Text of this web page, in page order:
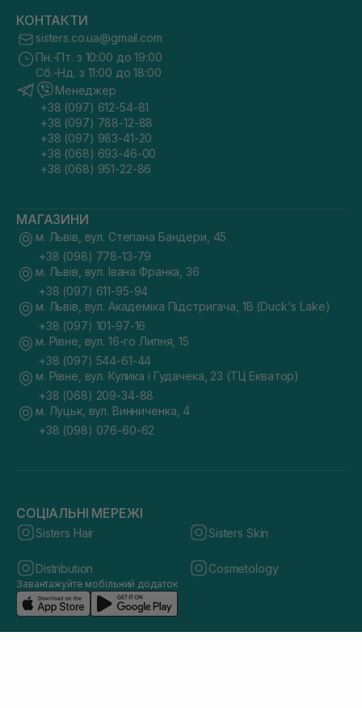
КОНТАКТИ
sisters.co.ua@gmail.com
Пн.-Пт. з 10:00 до 19:00
Сб.-Нд. з 11:00 до 18:00
Менеджер
+38 (097) 612-54-81
+38 (097) 788-12-88
+38 (097) 983-41-20
+38 (068) 693-46-00
+38 (068) 951-22-86
МАГАЗИНИ
м. Львів, вул. Степана Бандери, 45
+38 (098) 778-13-79
м. Львів, вул. Івана Франка, 36
+38 (097) 611-95-94
м. Львів, вул. Академіка Підстригача, 1В (Duck's Lake)
+38 (097) 101-97-16
м. Рівне, вул. 16-го Липня, 15
+38 (097) 544-61-44
м. Рівне, вул. Кулика і Гудачека, 23 (ТЦ Екватор)
+38 (068) 209-34-88
м. Луцьк, вул. Винниченка, 4
+38 (098) 076-60-62
СОЦІАЛЬНІ МЕРЕЖІ
Sisters Hair Sisters Skin
Distribution Cosmetology
Завантажуйте мобільний додаток